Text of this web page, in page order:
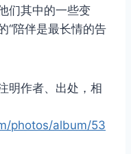
们其中的一些变
“陪伴是最长情的告
明作者、出处，相
photos/album/53